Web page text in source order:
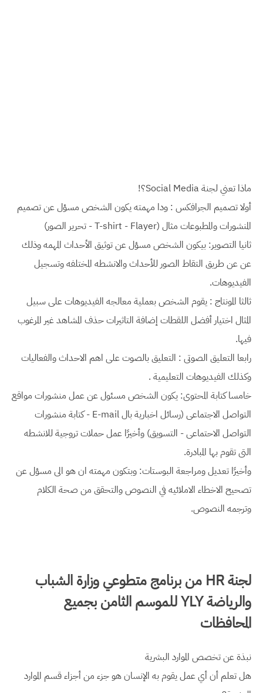
ماذا تعني لجنة Social Media؟!
أولا تصميم الجرافكس : ودا مهمته يكون الشخص مسؤل عن تصميم
المنشورات والمطبوعات مثال (T-shirt - Flayer - تحرير الصور)
ثانيا التصوير: بيكون الشخص مسؤل عن توثيق الأحداث المهمه وذلك
عن عن طريق التقاط الصور للأحداث والانشطه المختلفه وتسجيل
الفيديوهات.
ثالثا المونتاج : يقوم الشخص بعملية معالجه الفيديوهات على سبيل
المثال اختيار أفضل اللقطات إضافة التاثيرات حذف المشاهد غير المرغوب
فيها.
رابعا التعليق الصوتى : التعليق بالصوت على اهم الاحداث والفعاليات
وكذلك الفيديوهات التعليمية .
خامسا كتابة المحتوى: يكون الشخص مسئول عن عمل منشورات مواقع
التواصل الاجتماعى (رسائل اخبارية بال E-mail - كتابة منشورات
التواصل الاحتماعى - التسويق) وأخيرًا عمل حملات تروجية للانشطه
التى تقوم بها المبادرة.
وأخيرًا تعديل ومراجعة البوستات: وبتكون مهمته ان هو الى مسؤل عن
تصحيح الاخطاء الاملائيه في النصوص والتحقق من صحة الكلام
وترجمه النصوص.
لجنة HR من برنامج متطوعي وزارة الشباب
والرياضة YLY للموسم الثامن بجميع
المحافظات
نبذة عن تخصص الموارد البشرية
هل تعلم أن أي عمل يقوم به الإنسان هو جزء من أجزاء قسم الموارد